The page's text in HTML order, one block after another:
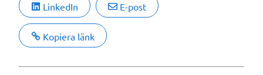
LinkedIn E-post
Kopiera länk